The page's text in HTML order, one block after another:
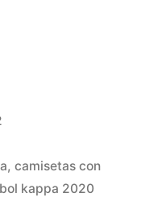
, camisetas con
kappa 2020